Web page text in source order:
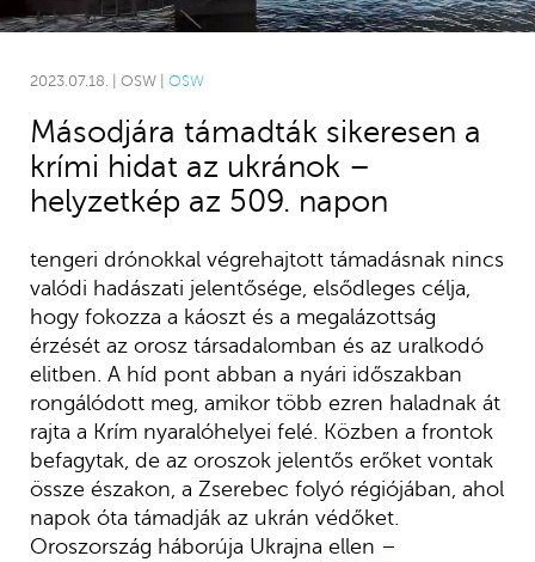
2023.07.18. | OSW | OSW
Másodjára támadták sikeresen a
krími hidat az ukránok –
helyzetkép az 509. napon
tengeri drónokkal végrehajtott támadásnak nincs
valódi hadászati jelentősége, elsődleges célja,
hogy fokozza a káoszt és a megalázottság
érzését az orosz társadalomban és az uralkodó
elitben. A híd pont abban a nyári időszakban
rongálódott meg, amikor több ezren haladnak át
rajta a Krím nyaralóhelyei felé. Közben a frontok
befagytak, de az oroszok jelentős erőket vontak
össze északon, a Zserebec folyó régiójában, ahol
napok óta támadják az ukrán védőket.
Oroszország háborúja Ukrajna ellen –